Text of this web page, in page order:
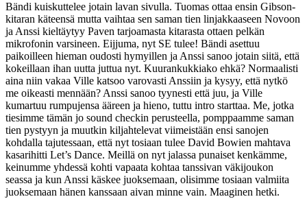
Bändi kuiskuttelee jotain lavan sivulla. Tuomas ottaa ensin Gibson-
kitaran käteensä mutta vaihtaa sen saman tien linjakkaaseen Novoon
ja Anssi kieltäytyy Paven tarjoamasta kitarasta ottaen pelkän
mikrofonin varsineen. Eijjuma, nyt SE tulee! Bändi asettuu
paikoilleen hieman oudosti hymyillen ja Anssi sanoo jotain siitä, että
kokeillaan ihan uutta juttua nyt. Kuurankukkiako ehkä? Normaalisti
aina niin vakaa Ville katsoo varovasti Anssiin ja kysyy, että nytkö
me oikeasti mennään? Anssi sanoo tyynesti että juu, ja Ville
kumartuu rumpujensa ääreen ja hieno, tuttu intro starttaa. Me, jotka
tiesimme tämän jo sound checkin perusteella, pomppaamme saman
tien pystyyn ja muutkin kiljahtelevat viimeistään ensi sanojen
kohdalla tajutessaan, että nyt tosiaan tulee David Bowien mahtava
kasarihitti Let’s Dance. Meillä on nyt jalassa punaiset kenkämme,
keinumme yhdessä kohti vapaata kohtaa tanssivan väkijoukon
seassa ja kun Anssi käskee juoksemaan, olisimme tosiaan valmiita
juoksemaan hänen kanssaan aivan minne vain. Maaginen hetki.